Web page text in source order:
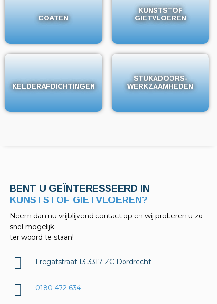
COATEN
COATEN
KUNSTSTOF
GIETVLOEREN
KUNSTSTOF
GIETVLOEREN
KELDERAFDICHTINGEN
KELDERAFDICHTINGEN
STUKADOORS-
WERKZAAMHEDEN
STUKADOORS-
WERKZAAMHEDEN
BENT U GEÏNTERESSEERD IN
KELDERAFDICHTINGEN?
Neem dan nu vrijblijvend contact op en wij proberen u zo
snel mogelijk
ter woord te staan!
Fregatstraat 13 3317 ZC Dordrecht
0180 472 634